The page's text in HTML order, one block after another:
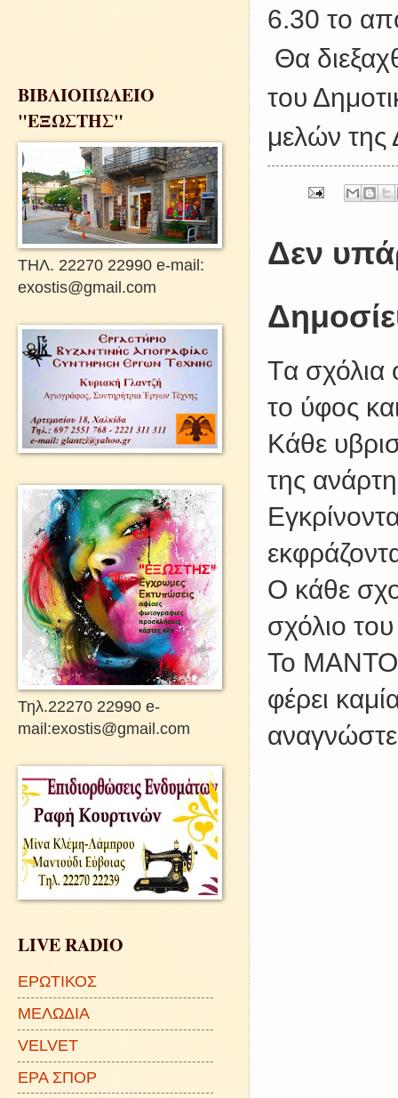
6.30 το
Θα
του
μελών της
Δεν
Tα σχόλια
το ύφος
Kάθε
της
Ο κάθε
σχόλιο
Το
φέρει
ΒΙΒΛΙΟΠΩΛΕΙΟ
"ΕΞΩΣΤΗΣ"
ΤΗΛ. 22270 22990 e-mail:
exostis@gmail.com
Τηλ.22270 22990 e-
mail:exostis@gmail.com
LIVE RADIO
ΕΡΩΤΙΚΟΣ
ΜΕΛΩΔΙΑ
VELVET
ΕΡΑ ΣΠΟΡ